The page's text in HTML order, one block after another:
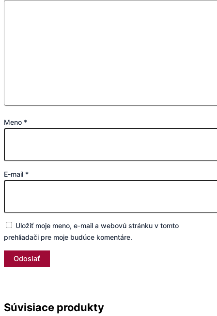
Meno *
E-mail *
Uložiť moje meno, e-mail a webovú stránku v tomto
prehliadači pre moje budúce komentáre.
Súvisiace produkty